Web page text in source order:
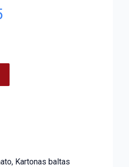
, Kartonas baltas